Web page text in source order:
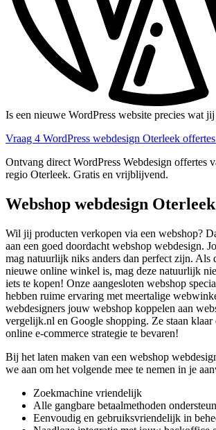
Is een nieuwe WordPress website precies wat
Vraag 4 WordPress webdesign Oterleek offertes
Ontvang direct WordPress Webdesign offertes
regio Oterleek. Gratis en vrijblijvend.
Webshop webdesign Oterleek
Wil jij producten verkopen via een webshop?
aan een goed doordacht webshop webdesign.
mag natuurlijk niks anders dan perfect zijn. Als
nieuwe online winkel is, mag deze natuurlijk
iets te kopen! Onze aangesloten webshop
hebben ruime ervaring met meertalige
webdesigners jouw webshop koppelen aan
vergelijk.nl en Google shopping. Ze staan klaar
online e-commerce strategie te bevaren!
Bij het laten maken van een webshop
we aan om het volgende mee te nemen in je
Zoekmachine vriendelijk
Alle gangbare betaalmethoden
Eenvoudig en gebruiksvriendelijk in